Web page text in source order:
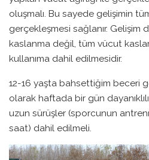
oluşmalı. Bu sayede gelişimin
gerçekleşmesi sağlanır. Gelişim
kaslanma değil, tüm vücut
kullanıma dahil edilmesidir.
12-16 yaşta bahsettiğim beceri
olarak haftada bir gün
uzun sürüşler (sporcunun
saat) dahil edilmeli.